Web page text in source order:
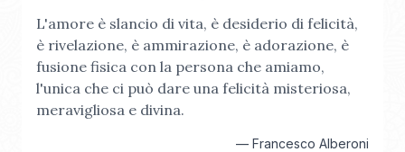
L'amore è slancio di vita, è desiderio di felicità,
è rivelazione, è ammirazione, è adorazione, è
fusione fisica con la persona che amiamo,
l'unica che ci può dare una felicità misteriosa,
meravigliosa e divina.
— Francesco Alberoni